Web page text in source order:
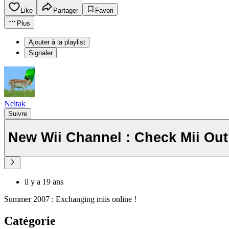
Like Partager
Favori
Plus
Ajouter à la playlist
Signaler
Neitak
Suivre
New Wii Channel : Check Mii
il y a 19 ans
Summer 2007 : Exchanging miis online !
Catégorie